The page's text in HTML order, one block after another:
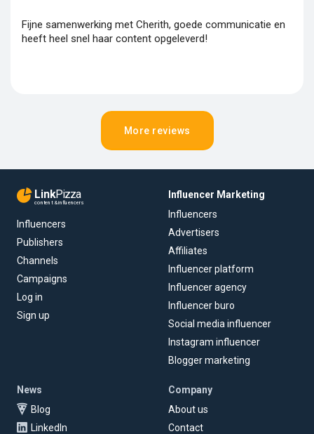
Fijne samenwerking met Cherith, goede communicatie en
heeft heel snel haar content opgeleverd!
More reviews
LinkPizza
content & influencers
Influencers
Publishers
Channels
Campaigns
Log in
Sign up
Influencer Marketing
Influencers
Advertisers
Affiliates
Influencer platform
Influencer agency
Influencer buro
Social media influencer
Instagram influencer
Blogger marketing
News
Blog
LinkedIn
Company
About us
Contact